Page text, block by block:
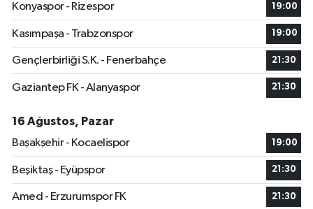
Konyaspor - Rizespor
19:00
Kasımpaşa - Trabzonspor 19:00
Gençlerbirliği S.K. - Fenerbahçe 21:30
Gaziantep FK - Alanyaspor 21:30
16 Ağustos, Pazar
Başakşehir - Kocaelispor
19:00
Beşiktaş - Eyüpspor 21:30
Amed - Erzurumspor FK 21:30